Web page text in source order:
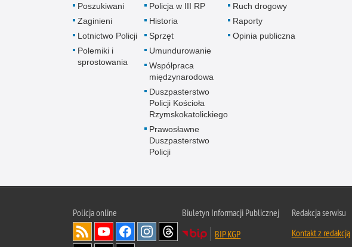
Poszukiwani
Zaginieni
Lotnictwo Policji
Polemiki i
sprostowania
Policja w III RP
Historia
Sprzęt
Umundurowanie
Współpraca
międzynarodowa
Duszpasterstwo
Policji Kościoła
Rzymskokatolickiego
Prawosławne
Duszpasterstwo
Policji
Ruch drogowy
Raporty
Opinia publiczna
Policjaonline
Biuletyn Informacji Publicznej
BIP KGP
Redakcja serwisu
Kontakt z redakcją